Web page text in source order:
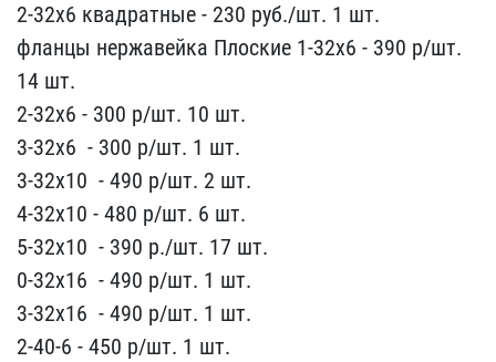
2-3​2х6 квадратные - 230 руб​./шт. 1 шт.
фланцы нерж​авейка Плоские 1-32х6 ​- 390 р/шт.
14 шт.
2-32​х6 - 300 ​р/шт. 10 шт.
3-32х6 ​ - 300 р/шт. ​1 шт.
3-32х10 ​ - 490 р/шт. 2 шт.
4​-32х10 - 4​80 р/шт. 6 шт.
5-32х10 ​ - 390 р./шт​. 17 шт.
0-32х16 ​ - 490 р/шт. 1 шт​.
3-32х16 ​ - 490 р/шт. 1 шт.
2-4​0-6 - 4​50 р/шт. 1 шт.